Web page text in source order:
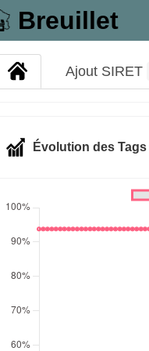
Breuillet
Ajout SIRET
Évolution des